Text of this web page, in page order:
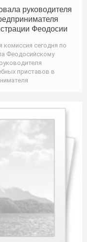
руководителя
Феодосии
комиссия сегодня по
Феодосийскому
приставов в